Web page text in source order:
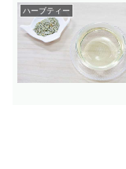
ハーブティー